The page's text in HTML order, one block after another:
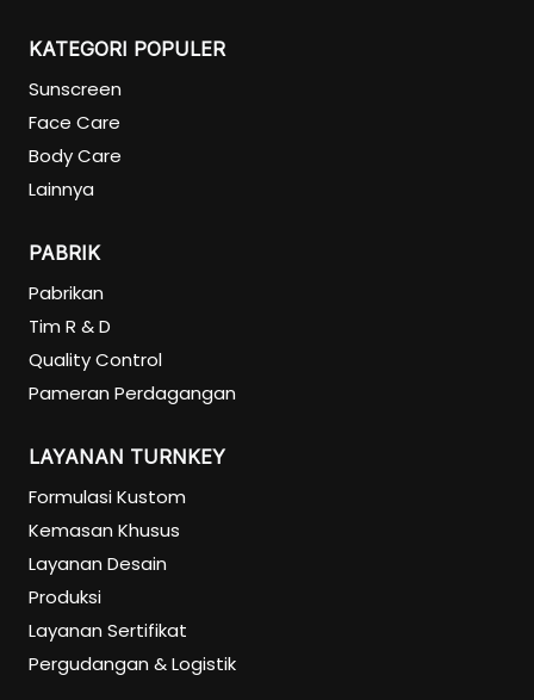
KATEGORI POPULER
Sunscreen
Face Care
Body Care
Lainnya
PABRIK
Pabrikan
Tim R & D
Quality Control
Pameran Perdagangan
LAYANAN TURNKEY
Formulasi Kustom
Kemasan Khusus
Layanan Desain
Produksi
Layanan Sertifikat
Pergudangan & Logistik